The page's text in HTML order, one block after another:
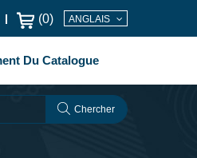
(0) ANGLAIS
Du Catalogue
Chercher